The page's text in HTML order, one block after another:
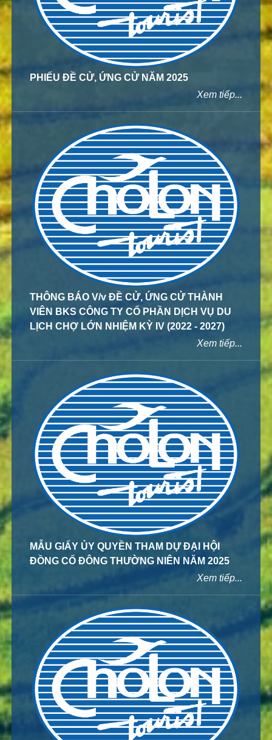
PHIẾU ĐỀ CỬ, ỨNG CỬ NĂM 2025
Xem tiếp...
THÔNG BÁO V/v ĐỀ CỬ, ỨNG CỬ THÀNH
VIÊN BKS CÔNG TY CỔ PHẦN DỊCH VỤ DU
LỊCH CHỢ LỚN NHIỆM KỲ IV (2022 - 2027)
Xem tiếp...
MẪU GIẤY ỦY QUYỀN THAM DỰ ĐẠI HỘI
ĐỒNG CỔ ĐÔNG THƯỜNG NIÊN NĂM 2025
Xem tiếp...